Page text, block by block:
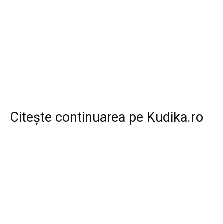
Citește continuarea pe Kudika.ro